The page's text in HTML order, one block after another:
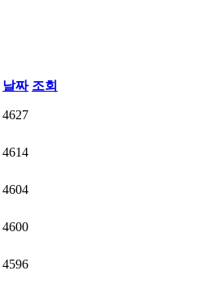
날짜 조회
4627
4614
4604
4600
4596